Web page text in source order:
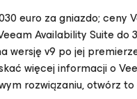
euro za gniazdo; ceny
Availability Suite do
wersję v9 po jej
więcej informacji o
rozwiązaniu, otwórz to